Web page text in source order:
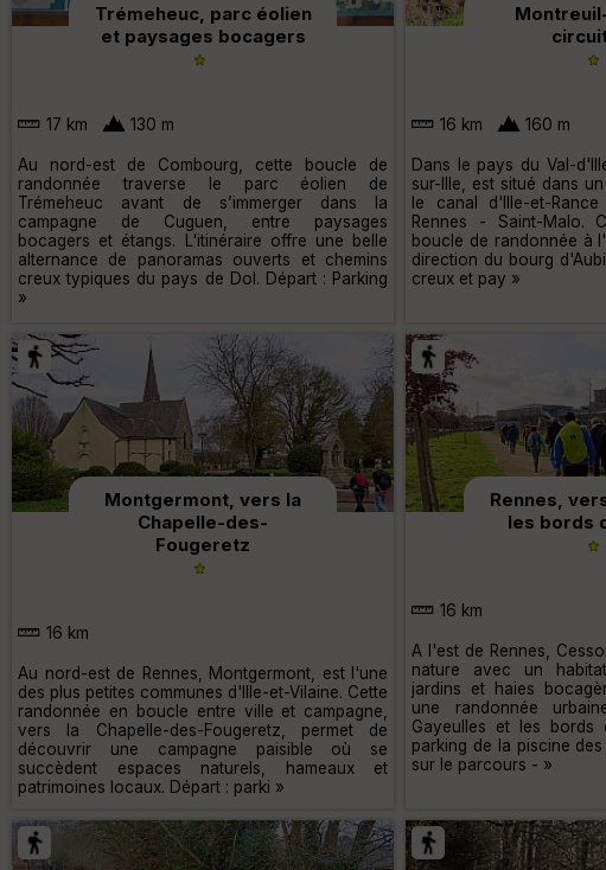
Trémeheuc, parc éolien
et paysages bocagers
17 km 130 m
Au nord-est de Combourg, cette boucle de
randonnée traverse le parc éolien de
Trémeheuc avant de s’immerger dans la
campagne de Cuguen, entre paysages
bocagers et étangs. L'itinéraire offre une belle
alternance de panoramas ouverts et chemins
creux typiques du pays de Dol. Départ : Parking
»
16 km 160 m
Dans le pays du Val-
sur-Ille, est situé dans
le canal d'Ille-et-
Rennes - Saint-Malo.
boucle de randonnée à
direction du bourg
creux et pay »
Montgermont, vers la
Chapelle-des-
Fougeretz
16 km
Au nord-est de Rennes, Montgermont, est l'une
des plus petites communes d'Ille-et-Vilaine. Cette
randonnée en boucle entre ville et campagne,
vers la Chapelle-des-Fougeretz, permet de
découvrir une campagne paisible où se
succèdent espaces naturels, hameaux et
patrimoines locaux. Départ : parki »
Rennes,
les bords
16 km
A l'est de Rennes,
nature avec un
jardins et haies
une randonnée
Gayeulles et les bords
parking de la piscine
sur le parcours - »